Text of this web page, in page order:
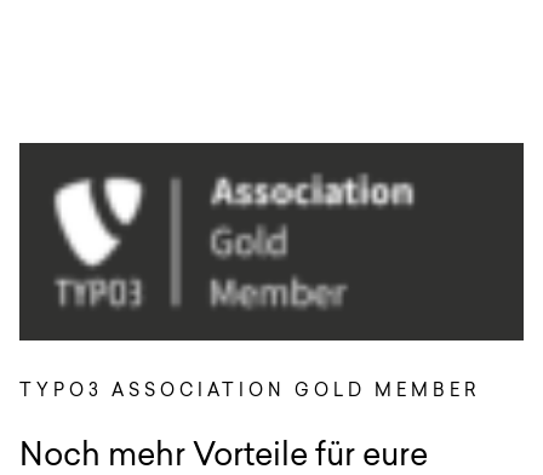
TYPO3 ASSOCIATION GOLD MEMBER
:Noch mehr Vorteile für eure